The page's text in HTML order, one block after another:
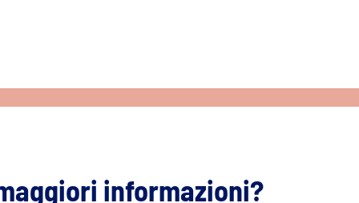
informazioni?